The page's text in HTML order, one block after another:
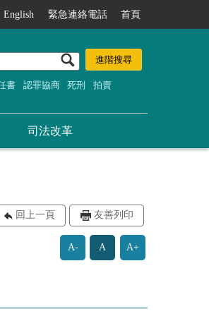
English 緊急連絡電話 首頁
書 認罪協商 死刑 拍賣
司法改革
回上一頁 友善列印
A- A A+